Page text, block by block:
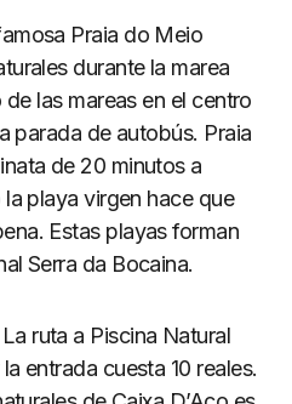
Praia do Meio
durante la marea
las mareas en el centro
parada de autobús. Praia
de 20 minutos a
playa virgen hace que
Estas playas forman
Serra da Bocaina.
La ruta a Piscina Natural
entrada cuesta 10 reales.